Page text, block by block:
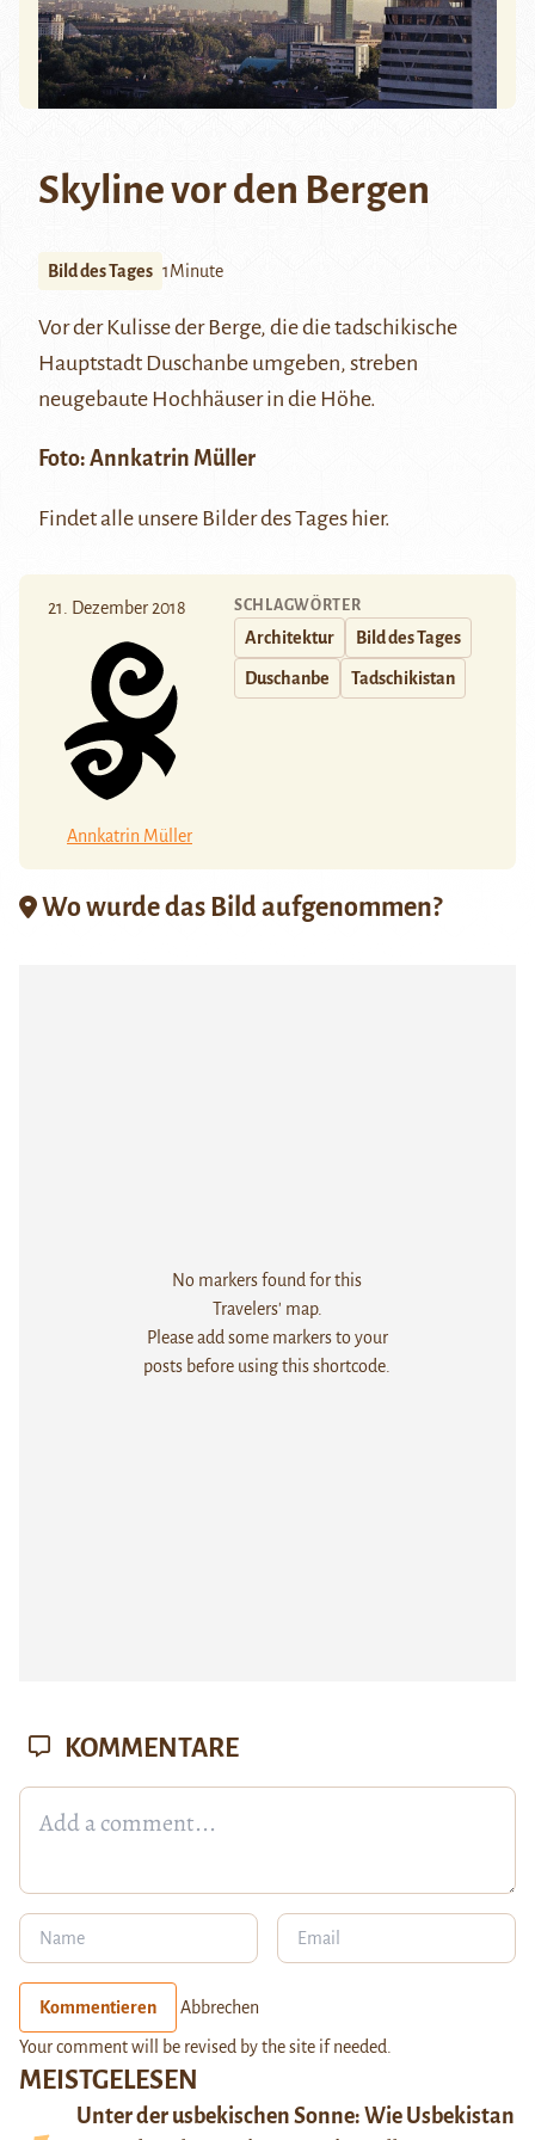
Skyline vor den Bergen
Bild des Tages 1Minute
Vor der Kulisse der Berge, die die tadschikische
Hauptstadt Duschanbe umgeben, streben
neugebaute Hochhäuser in die Höhe.
Foto: Annkatrin Müller
Findet alle unsere Bilder des Tages hier.
21. Dezember 2018
Annkatrin Müller
SCHLAGWÖRTER
Architektur Bild des Tages
Duschanbe Tadschikistan
Wo wurde das Bild aufgenommen?
No markers found for this
Travelers' map.
Please add some markers to your
posts before using this shortcode.
MEISTGELESEN
Unter der usbekischen Sonne: Wie Usbekistan
KOMMENTARE
Kommentieren Abbrechen
Your comment will be revised by the site if needed.